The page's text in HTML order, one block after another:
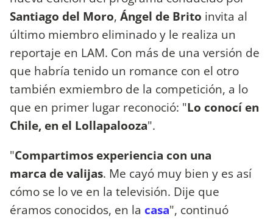
Santiago del Moro, Ángel de Brito invita al
último miembro eliminado y le realiza un
reportaje en LAM. Con más de una versión de
que habría tenido un romance con el otro
también exmiembro de la competición, a lo
que en primer lugar reconoció: "Lo conocí en
Chile, en el Lollapalooza".
"Compartimos experiencia con una
marca devalijas. Me cayó muy bien y es así
cómo se lo ve en la televisión. Dije que
éramos conocidos, en la casa", continuó